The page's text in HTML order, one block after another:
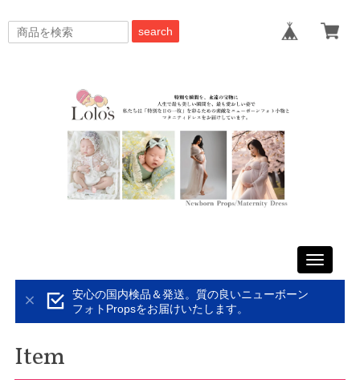
search
Toggle
安心の国内検品＆発送。質の良いニューボーン
フォトPropsをお届けいたします。
Item